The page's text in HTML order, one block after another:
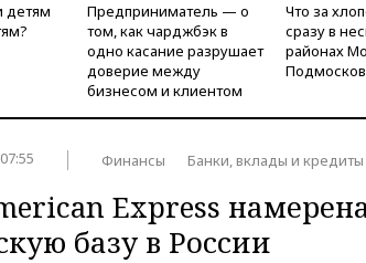
детям
Предприниматель — о
том, как чарджбэк в
одно касание разрушает
доверие между
бизнесом и клиентом
Что за
сразу в
районах
Финансы Банки, вклады и кредиты
Express
базу в России